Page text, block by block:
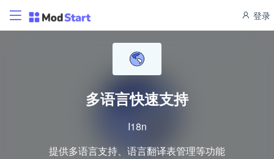
登录
多语言快速支持
I18n
提供多语言支持、语言翻译表管理等功能